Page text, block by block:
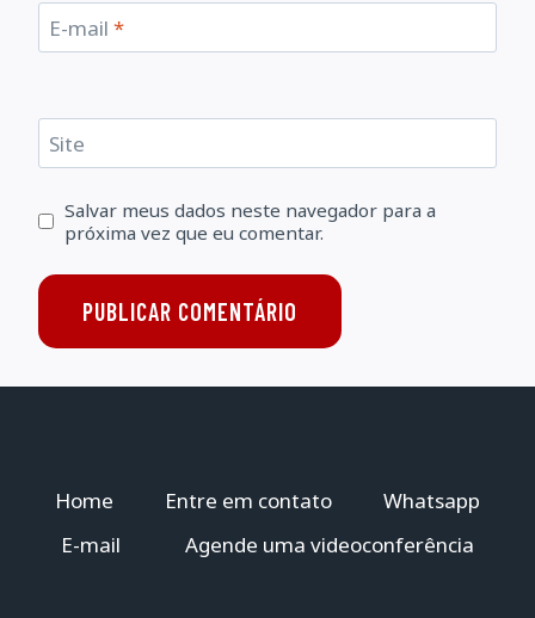
E-mail *
Site
Salvar meus dados neste navegador para a
próxima vez que eu comentar.
Home Entre em contato
Whatsapp
E-mail
Agende uma videoconferência